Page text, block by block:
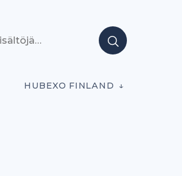
HUBEXO FINLAND